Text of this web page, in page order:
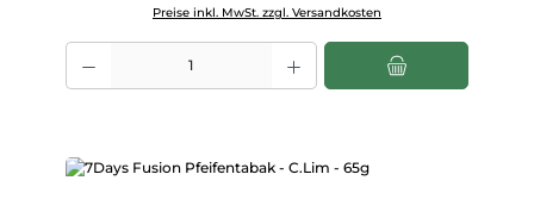
Preise inkl. MwSt. zzgl. Versandkosten
Produkt Anzahl: Gib den gewünschten Wert ein oder benutze die